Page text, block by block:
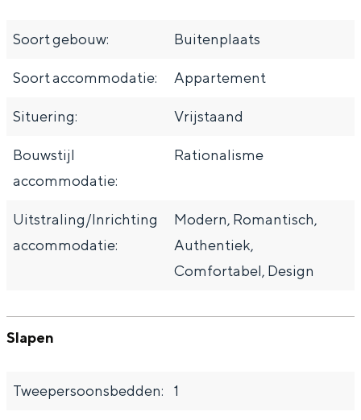
Soort gebouw: Buitenplaats
Soort accommodatie: Appartement
Situering: Vrijstaand
Bouwstijl
accommodatie:
Rationalisme
Uitstraling/Inrichting
accommodatie:
Modern, Romantisch,
Authentiek,
Comfortabel, Design
Slapen
Tweepersoonsbedden: 1